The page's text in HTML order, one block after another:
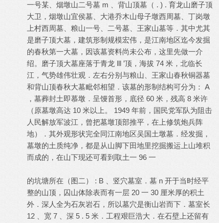
一号某、烟墩山二号墓 m 、背山顶墓（ . ) . 育龙山磨子顶
大卫，烟墩山宜侯墓、大港乔木山母子墩西周墓、丁岗墩
上村西周墓、粮山一号、二号墓、王家山墓等．其中尤其
是磨子顶大墓，建筑形制规模宏伟，是江南地区迄今发掘
的春秋第一大墓，因该墓资料尚未公布，这里先做一介
绍。磨子顶大墓座落于青龙 lll ’顶，海拔 74 米，北临长
江，气势雄伟壮观．左右分别与粮山、王家山春秋铜器墓
和背山顶春秋大墓毗邻相望．该墓的形制结构可分为： A
，墓葬封土即慕墩．呈馒首形，底径 60 米，残高 8 米许
（原墓墩高达 10 米以上。 1949 年前，国民党军队为阻击
人民解放军波江，曾把墓墩顶部推平，在上修筑炮兵阵
地）．其外观形状完全同江南地区吴国土墩墓．经发掘，
墓墩的土质纯净，都是从山脚下田地里挖掘搬运上山堆积
而成的，在山下现还可看到取土一 96 一
的坑塘所在（图二） : B 、竖穴墓室．墓 n 开于当时经平
整的山顶，囚山体除表而有一层 20 一 30 厘米厚的积土
外．深人全为石灰岩石，所以墓穴是衡山岩而下．墓室长
12 、宽 7 、深 5 . 5 米．工程艰巨浩大．在石壁上还留有